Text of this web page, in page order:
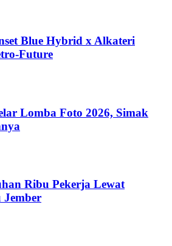
Blue Hybrid x Alkateri
Future
Lomba Foto 2026, Simak
Ribu Pekerja Lewat
Jember